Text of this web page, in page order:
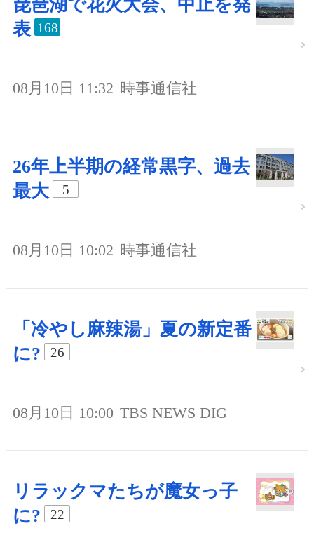
琵琶湖で花火大会、中止を発
表 168
08月10日 11:32 時事通信社
26年上半期の経常黒字、過去
最大
5
08月10日 10:02 時事通信社
「冷やし麻辣湯」夏の新定番
に?
26
08月10日 10:00 TBS NEWS DIG
リラックマたちが魔女っ子
に?
22